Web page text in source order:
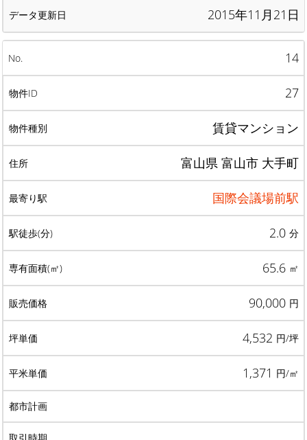
2015年11月21日
14
27
賃貸マンション
富山県 富山市 大手町
国際会議場前駅
2.0 分
65.6 ㎡
90,000 円
4,532 円/坪
1,371 円/㎡